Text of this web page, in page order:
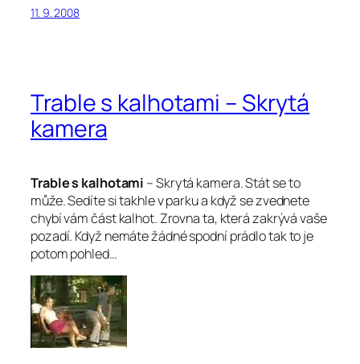
11. 9. 2008
Trable s kalhotami – Skrytá
kamera
Trable s kalhotami – Skrytá kamera. Stát se to
může. Sedíte si takhle v parku a když se zvednete
chybí vám část kalhot. Zrovna ta, která zakrývá vaše
pozadí. Když nemáte žádné spodní prádlo tak to je
potom pohled…